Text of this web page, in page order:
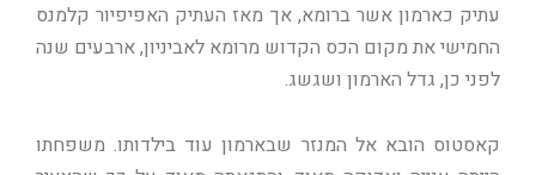
עתיק כארמון אשר ברומא, אך מאז העתיק האפיפיור קלמנס
החמישי את מקום הכס הקדוש מרומא לאביניון, ארבעים שנה
לפני כן, גדל הארמון ושגשג.
קאסטוס הובא אל המנזר שבארמון עוד בילדותו. משפחתו